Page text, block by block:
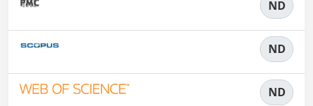
ND
ND
ND